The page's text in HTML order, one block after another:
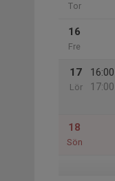
Tor
16
Fre
17
Lör
16:00
17:00
18
Sön